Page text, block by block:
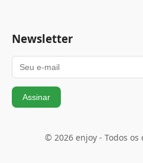
Newsletter
Assinar
© 2026 enjoy - Todos